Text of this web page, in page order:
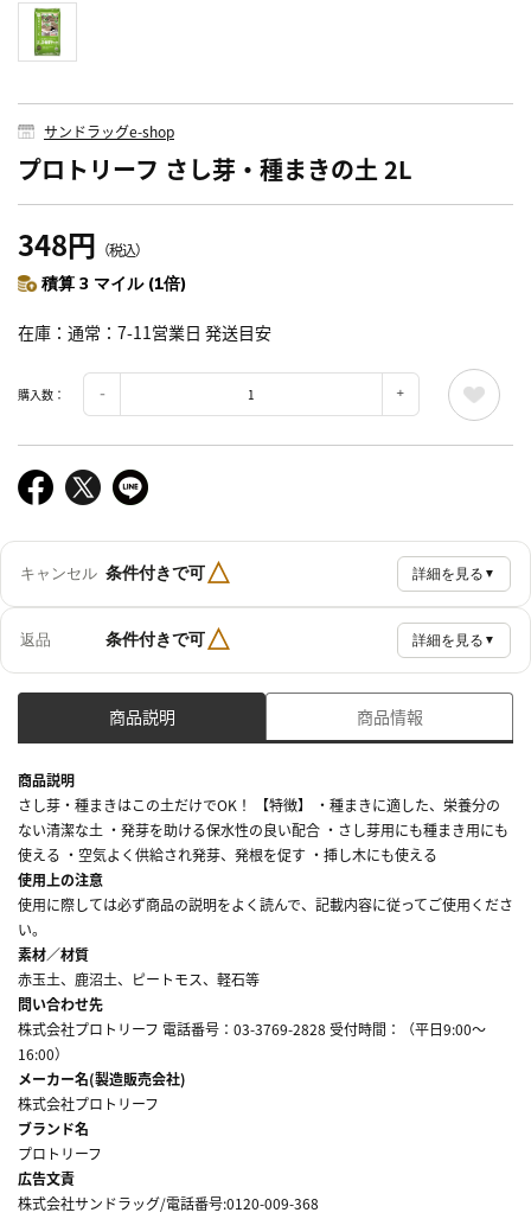
サンドラッグe-shop
プロトリーフ さし芽・種まきの土 2L
348円 （税込）
積算 3 マイル (1倍)
在庫 通常：7-11営業日 発送目安
購入数：
キャンセル 条件付きで可△ 詳細を見る ▼
返品 条件付きで可△ 詳細を見る ▼
商品説明 商品情報
商品説明
さし芽・種まきはこの土だけでOK！ 【特徴】 ・種まきに適した、栄養分の
ない清潔な土 ・発芽を助ける保水性の良い配合 ・さし芽用にも種まき用にも
使える ・空気よく供給され発芽、発根を促す ・挿し木にも使える
使用上の注意
使用に際しては必ず商品の説明をよく読んで、記載内容に従ってご使用くださ
い。
素材／材質
赤玉土、鹿沼土、ピートモス、軽石等
問い合わせ先
株式会社プロトリーフ 電話番号：03-3769-2828 受付時間：（平日9:00～
16:00）
メーカー名(製造販売会社)
株式会社プロトリーフ
ブランド名
プロトリーフ
広告文責
株式会社サンドラッグ/電話番号:0120-009-368